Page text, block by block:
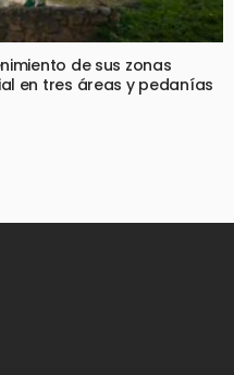
de sus zonas
en tres áreas y pedanías